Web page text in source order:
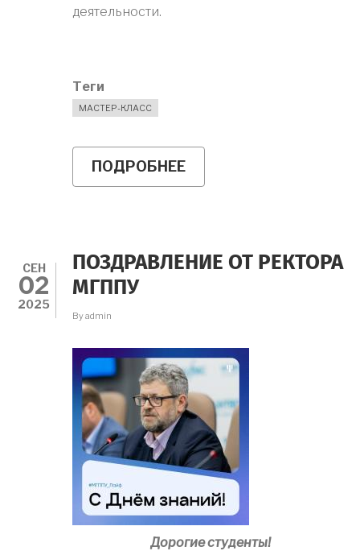
деятельности.
Теги
МАСТЕР-КЛАСС
ПОДРОБНЕЕ
"КАК
НАПИСАТЬ
ДНЯ?"
СЕН
02
2025
ПОЗДРАВЛЕНИЕ ОТ РЕКТОРА
МГППУ
Byadmin
Дорогие студенты!